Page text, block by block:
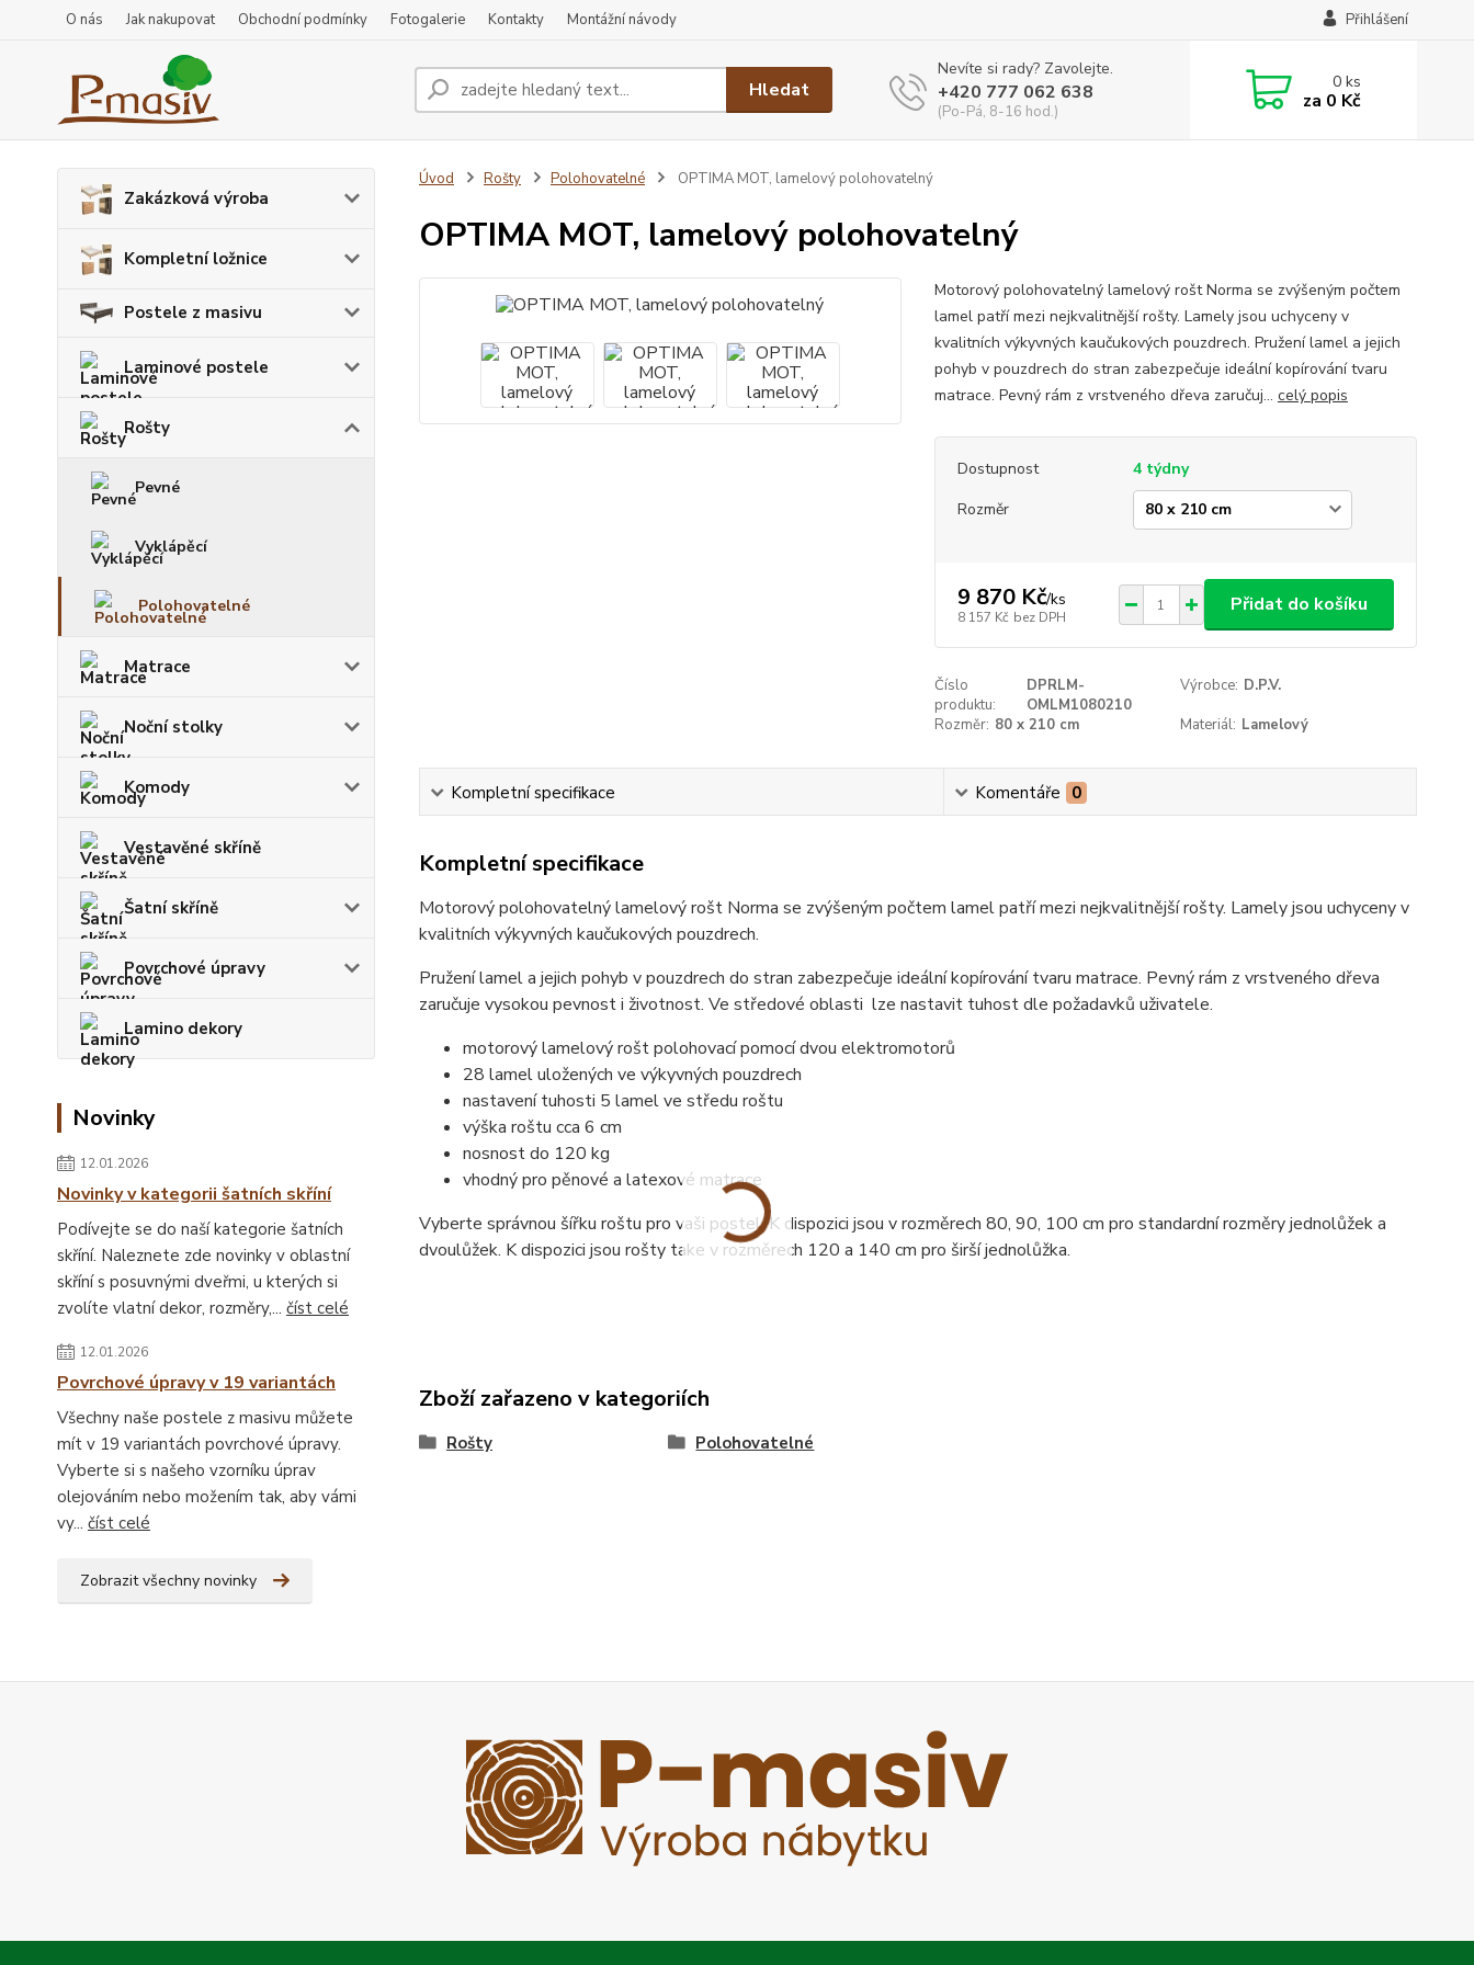
O nás Jak nakupovat Obchodní podmínky Fotogalerie Kontakty Montážní návody Přihlášení
Hledat
Nevíte si rady? Zavolejte.
+420 777 062 638
(Po-Pá, 8-16 hod.)
0ks
za 0 Kč
Zakázková výroba
Kompletní ložnice
Postele z masivu
Laminové postele
Rošty
Pevné
Vyklápěcí
Polohovatelné
Matrace
Noční stolky
Komody
Vestavěné skříně
Šatní skříně
Povrchové úpravy
Lamino dekory
Novinky
12.01.2026
Novinky v kategorii šatních skříní
Podívejte se do naší kategorie šatních
skříní. Naleznete zde novinky v oblastní
skříní s posuvnými dveřmi, u kterých si
zvolíte vlatní dekor, rozměry,... číst celé
12.01.2026
Povrchové úpravy v 19 variantách
Všechny naše postele z masivu můžete
mít v 19 variantách povrchové úpravy.
Vyberte si s našeho vzorníku úprav
olejováním nebo možením tak, aby vámi
vy... číst celé
Zobrazit všechny novinky
Úvod Rošty Polohovatelné OPTIMA MOT, lamelový polohovatelný
OPTIMA MOT, lamelový polohovatelný
Motorový polohovatelný lamelový rošt Norma se zvýšeným počtem
lamel patří mezi nejkvalitnější rošty. Lamely jsou uchyceny v
kvalitních výkyvných kaučukových pouzdrech. Pružení lamel a jejich
pohyb v pouzdrech do stran zabezpečuje ideální kopírování tvaru
matrace. Pevný rám z vrstveného dřeva zaručuj... celý popis
Dostupnost
4 týdny
Rozměr
9 870 Kč/ks
8 157 Kč bez DPH
Přidat do košíku
Číslo
produktu:
DPRLM-
OMLM1080210
Výrobce: D.P.V.
Rozměr: 80 x 210 cm Materiál: Lamelový
Kompletní specifikace Komentáře 0
Kompletní specifikace
Motorový polohovatelný lamelový rošt Norma se zvýšeným počtem lamel patří mezi nejkvalitnější rošty. Lamely jsou uchyceny v
kvalitních výkyvných kaučukových pouzdrech.
Pružení lamel a jejich pohyb v pouzdrech do stran zabezpečuje ideální kopírování tvaru matrace. Pevný rám z vrstveného dřeva
zaručuje vysokou pevnost i životnost. Ve středové oblasti lze nastavit tuhost dle požadavků uživatele.
motorový lamelový rošt polohovací pomocí dvou elektromotorů
28 lamel uložených ve výkyvných pouzdrech
nastavení tuhosti 5 lamel ve středu roštu
výška roštu cca 6 cm
nosnost do 120 kg
vhodný pro pěnové a latexové matrace
Vyberte správnou šířku roštu pro vaši postel. K dispozici jsou v rozměrech 80, 90, 100 cm pro standardní rozměry jednolůžek a
dvoulůžek. K dispozici jsou rošty take v rozměrech 120 a 140 cm pro širší jednolůžka.
Zboží zařazeno v kategoriích
Rošty Polohovatelné